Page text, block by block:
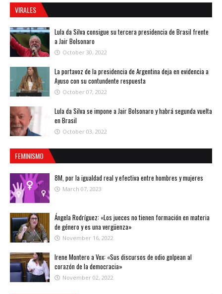
VIRALES
Lula da Silva consigue su tercera presidencia de Brasil frente
a Jair Bolsonaro
October 30, 2022
La portavoz de la presidencia de Argentina deja en evidencia a
Ayuso con su contundente respuesta
October 07, 2022
Lula da Silva se impone a Jair Bolsonaro y habrá segunda vuelta
en Brasil
October 03, 2022
FEMINISMO
8M, por la igualdad real y efectiva entre hombres y mujeres
March 07, 2023
Ángela Rodríguez: «Los jueces no tienen formación en materia
de género y es una vergüenza»
November 16, 2022
Irene Montero a Vox: «Sus discursos de odio golpean al
corazón de la democracia»
November 02, 2022